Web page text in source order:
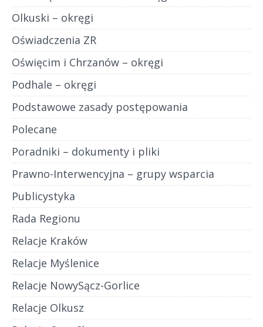
Olkuski – okręgi
Oświadczenia ZR
Oświęcim i Chrzanów – okręgi
Podhale – okręgi
Podstawowe zasady postępowania
Polecane
Poradniki – dokumenty i pliki
Prawno-Interwencyjna – grupy wsparcia
Publicystyka
Rada Regionu
Relacje Kraków
Relacje Myślenice
Relacje NowySącz-Gorlice
Relacje Olkusz